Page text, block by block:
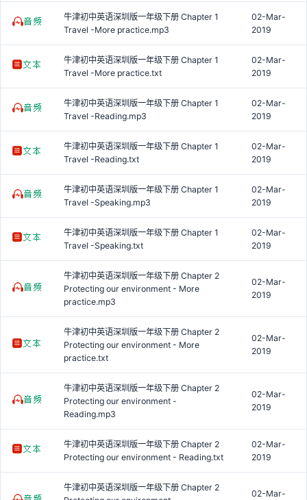
牛津初中英语深圳版一年级下册 Chapter 1
Travel -More practice.mp3
02-Mar-
2019
牛津初中英语深圳版一年级下册 Chapter 1
Travel -More practice.txt
02-Mar-
2019
牛津初中英语深圳版一年级下册 Chapter 1
Travel -Reading.mp3
02-Mar-
2019
牛津初中英语深圳版一年级下册 Chapter 1
Travel -Reading.txt
02-Mar-
2019
牛津初中英语深圳版一年级下册 Chapter 1
Travel -Speaking.mp3
02-Mar-
2019
牛津初中英语深圳版一年级下册 Chapter 1
Travel -Speaking.txt
02-Mar-
2019
牛津初中英语深圳版一年级下册 Chapter 2
Protecting our environment - More
practice.mp3
02-Mar-
2019
牛津初中英语深圳版一年级下册 Chapter 2
Protecting our environment - More
practice.txt
02-Mar-
2019
牛津初中英语深圳版一年级下册 Chapter 2
Protecting our environment -
Reading.mp3
02-Mar-
2019
牛津初中英语深圳版一年级下册 Chapter 2
Protecting our environment - Reading.txt
02-Mar-
2019
牛津初中英语深圳版一年级下册 Chapter 2
02-Mar-